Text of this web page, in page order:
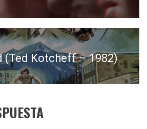
(Ted Kotcheff – 1982)